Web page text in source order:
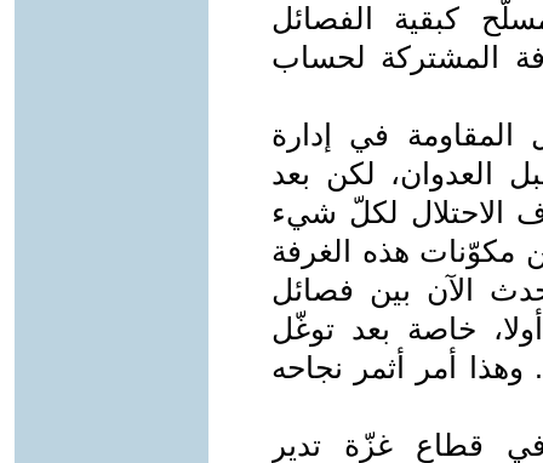
كبقية الفصائل
المشتركة لحساب
في إدارة
العدوان، لكن بعد
الاحتلال لكلّ شيء
مكوّنات هذه الغرفة
الآن بين فصائل
خاصة بعد توغّل
أمر أثمر نجاحه
في قطاع غزّة تدير